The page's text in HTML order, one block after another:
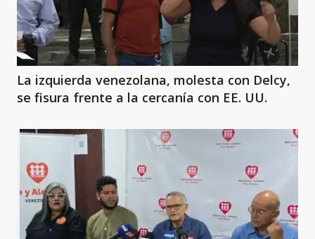
La izquierda venezolana, molesta con Delcy,
se fisura frente a la cercanía con EE. UU.